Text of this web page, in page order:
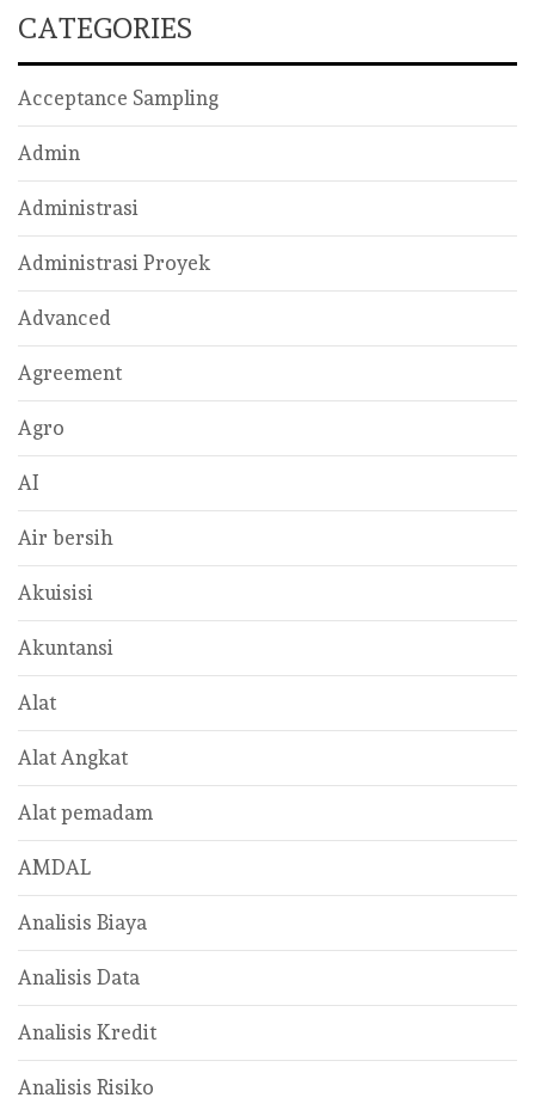
CATEGORIES
Acceptance Sampling
Admin
Administrasi
Administrasi Proyek
Advanced
Agreement
Agro
AI
Air bersih
Akuisisi
Akuntansi
Alat
Alat Angkat
Alat pemadam
AMDAL
Analisis Biaya
Analisis Data
Analisis Kredit
Analisis Risiko